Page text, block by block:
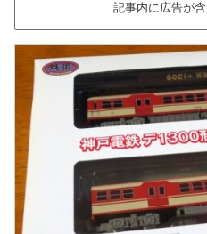
記事内に広告が含